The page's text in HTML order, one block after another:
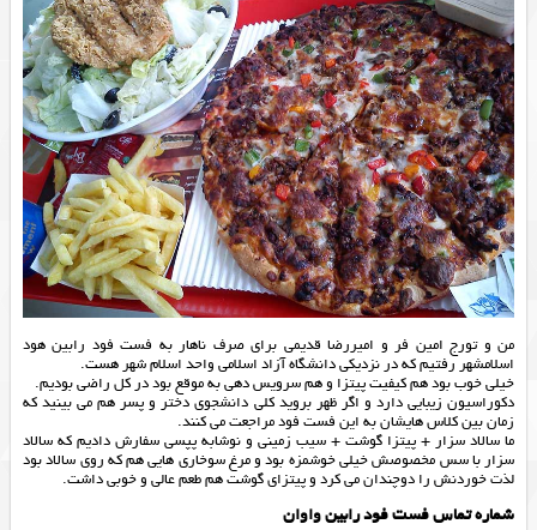
من و تورج امین فر و امیررضا قدیمی برای صرف ناهار به فست فود رابین هود
اسلامشهر رفتیم که در نزدیکی دانشگاه آزاد اسلامی واحد اسلام شهر هست.
خیلی خوب بود هم کیفیت پیتزا و هم سرویس دهی به موقع بود در کل راضی بودیم.
دکوراسیون زیبایی دارد و اگر ظهر بروید کلی دانشجوی دختر و پسر هم می بینید که
زمان بین کلاس هایشان به این فست فود مراجعت می کنند.
ما سالاد سزار + پیتزا گوشت + سیب زمینی و نوشابه پپسی سفارش دادیم که سالاد
سزار با سس مخصوصش خیلی خوشمزه بود و مرغ سوخاری هایی هم که روی سالاد بود
لذت خوردنش را دوچندان می کرد و پیتزای گوشت هم طعم عالی و خوبی داشت.
شماره تماس فست فود رابین واوان